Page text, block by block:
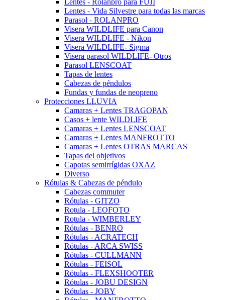
Lentes - Rolanpro para FUJI
Lentes - Vida Silvestre para todas las marcas
Parasol - ROLANPRO
Visera WILDLIFE para Canon
Visera WILDLIFE - Nikon
Visera WILDLIFE- Sigma
Visera parasol WILDLIFE- Otros
Parasol LENSCOAT
Tapas de lentes
Cabezas de péndulos
Fundas y fundas de neopreno
Protecciones LLUVIA
Camaras + Lentes TRAGOPAN
Casos + lente WILDLIFE
Camaras + Lentes LENSCOAT
Camaras + Lentes MANFROTTO
Camaras + Lentes OTRAS MARCAS
Tapas del objetivos
Capotas semirrígidas OXAZ
Diverso
Rótulas & Cabezas de péndulo
Cabezas commuter
Rótulas - GITZO
Rotula - LEOFOTO
Rotula - WIMBERLEY
Rótulas - BENRO
Rótulas - ACRATECH
Rótulas - ARCA SWISS
Rótulas - CULLMANN
Rótulas - FEISOL
Rótulas - FLEXSHOOTER
Rótulas - JOBU DESIGN
Rótulas - JOBY